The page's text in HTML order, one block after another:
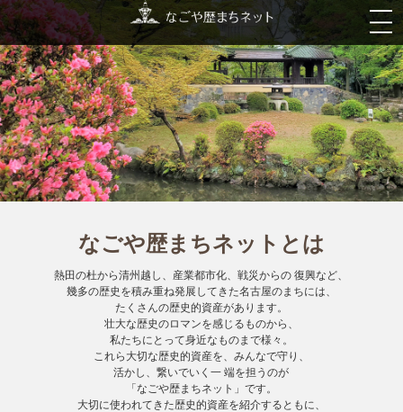
なごや歴まちネットとは
熱田の杜から清州越し、産業都市化、戦災からの 復興など、
幾多の歴史を積み重ね発展してきた名古屋のまちには、
たくさんの歴史的資産があります。
壮大な歴史のロマンを感じるものから、
私たちにとって身近なものまで様々。
これら大切な歴史的資産を、みんなで守り、
活かし、繋いでいく一 端を担うのが
「なごや歴まちネット」です。
大切に使われてきた歴史的資産を紹介するともに、